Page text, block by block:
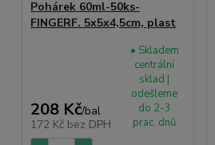
Pohárek 60ml-50ks-
FINGERF. 5x5x4,5cm, plast
208 Kč/bal
172 Kč bez DPH
• Skladem
centrální
sklad |
odešleme
do 2-3
prac. dnů